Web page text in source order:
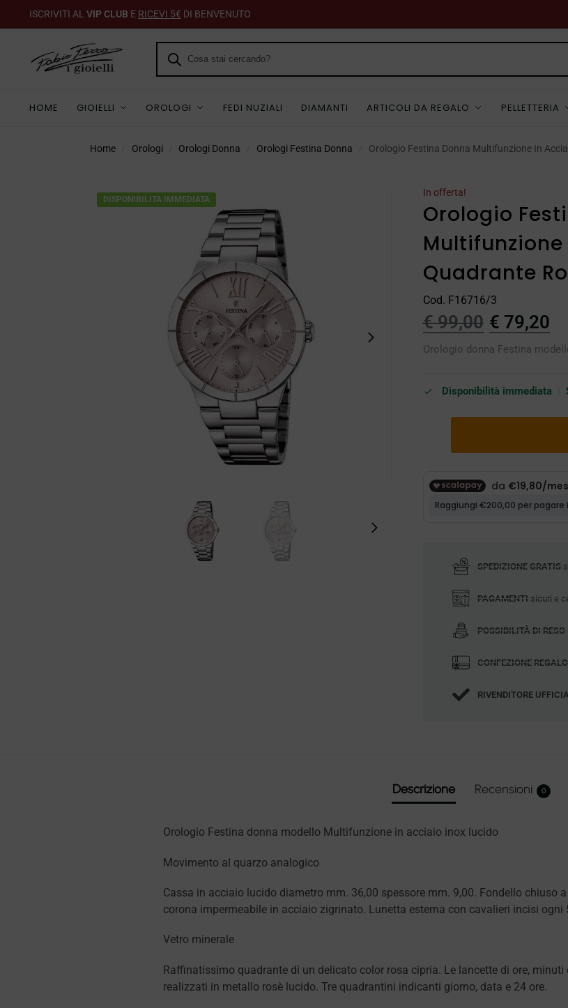
ISCRIVITI AL VIP CLUB E RICEVI 5€ DI BENVENUTO
HOME GIOIELLI OROLOGI FEDI NUZIALI DIAMANTI ARTICOLI DA REGALO PELLETTERIA
Home Orologi Orologi Donna Orologi Festina Donna Orologio Festina Donna Multifunzione In
DISPONIBILITA IMMEDIATA
In offerta!
Orologio
Quadrante
Cod. F16716/3
€99,00 € 79,20
Orologio donna Festina
Disponibilità immediata
SPEDIZIONE GRATIS
PAGAMENTI sicuri e
POSSIBILITÀ DI RESO
CONFEZIONE REGALO
RIVENDITORE
Descrizione Recensioni 0
Orologio Festina donna modello Multifunzione in acciaio inox lucido
Movimento al quarzo analogico
Cassa in acciaio lucido diametro mm. 36,00 spessore mm. 9,00. Fondello chiuso
corona impermeabile in acciaio zigrinato. Lunetta esterna con cavalieri incisi ogni
Vetro minerale
Raffinatissimo quadrante di un delicato color rosa cipria. Le lancette di ore,
realizzati in metallo rosè lucido. Tre quadrantini indicanti giorno, data e 24 ore.